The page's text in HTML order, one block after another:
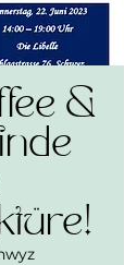
&